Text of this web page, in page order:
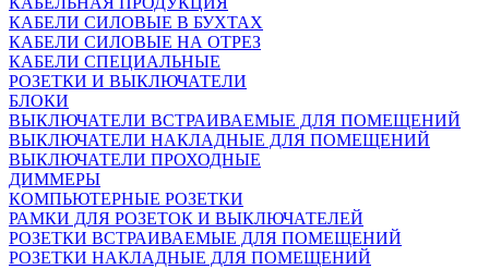
КАБЕЛИ СИЛОВЫЕ В БУХТАХ
КАБЕЛИ СИЛОВЫЕ НА ОТРЕЗ
КАБЕЛИ СПЕЦИАЛЬНЫЕ
РОЗЕТКИ И ВЫКЛЮЧАТЕЛИ
БЛОКИ
ВЫКЛЮЧАТЕЛИ ВСТРАИВАЕМЫЕ ДЛЯ ПОМЕЩЕНИЙ
ВЫКЛЮЧАТЕЛИ НАКЛАДНЫЕ ДЛЯ ПОМЕЩЕНИЙ
ВЫКЛЮЧАТЕЛИ ПРОХОДНЫЕ
ДИММЕРЫ
КОМПЬЮТЕРНЫЕ РОЗЕТКИ
РАМКИ ДЛЯ РОЗЕТОК И ВЫКЛЮЧАТЕЛЕЙ
РОЗЕТКИ ВСТРАИВАЕМЫЕ ДЛЯ ПОМЕЩЕНИЙ
РОЗЕТКИ НАКЛАДНЫЕ ДЛЯ ПОМЕЩЕНИЙ